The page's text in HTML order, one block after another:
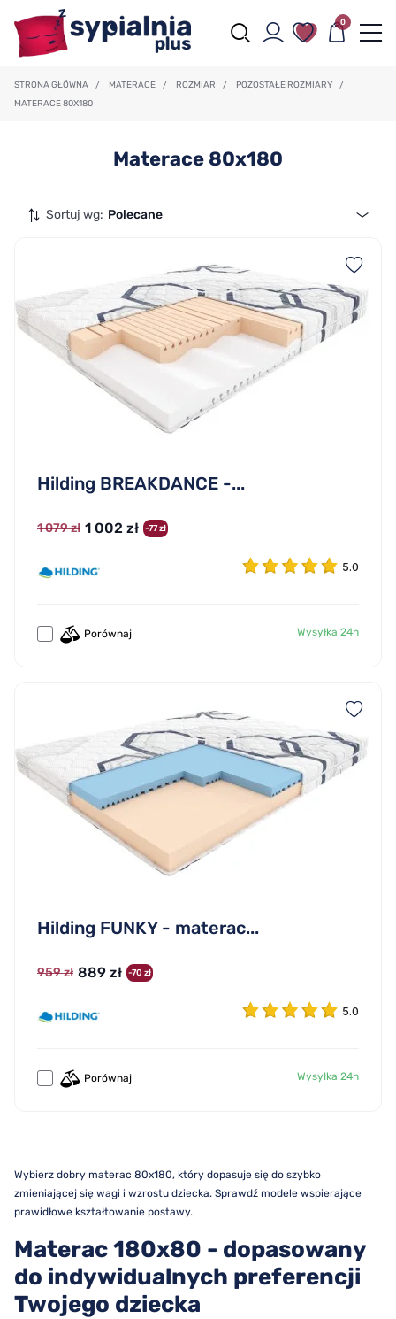
0
STRONA GŁÓWNA / MATERACE / ROZMIAR / POZOSTAŁE ROZMIARY
/
MATERACE 80X180
Materace 80x180
Sortuj wg: Polecane
Hilding BREAKDANCE -...
1 079 zł 1 002 zł -77 zł
5.0
Porównaj Wysyłka 24h
Hilding FUNKY - materac...
959 zł 889 zł -70 zł
5.0
Porównaj Wysyłka 24h
Wybierz dobry materac 80x180, który dopasuje się do szybko
zmieniającej się wagi i wzrostu dziecka. Sprawdź modele wspierające
prawidłowe kształtowanie postawy.
Materac 180x80 - dopasowany
do indywidualnych preferencji
Twojego dziecka